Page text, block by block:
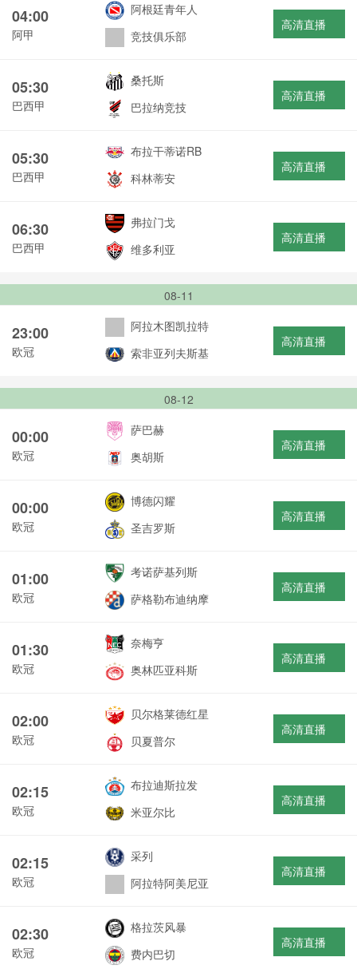
04:00
阿甲
阿根廷青年人
竞技俱乐部
高清直播
05:30
巴西甲
桑托斯
巴拉纳竞技
高清直播
05:30
巴西甲
布拉干蒂诺RB
科林蒂安
高清直播
06:30
巴西甲
弗拉门戈
维多利亚
高清直播
08-11
23:00
欧冠
阿拉木图凯拉特
索非亚列夫斯基
高清直播
08-12
00:00
欧冠
萨巴赫
奥胡斯
高清直播
00:00
欧冠
博德闪耀
圣吉罗斯
高清直播
01:00
欧冠
考诺萨基列斯
萨格勒布迪纳摩
高清直播
01:30
欧冠
奈梅亨
奥林匹亚科斯
高清直播
02:00
欧冠
贝尔格莱德红星
贝夏普尔
高清直播
02:15
欧冠
布拉迪斯拉发
米亚尔比
高清直播
02:15
欧冠
采列
阿拉特阿美尼亚
高清直播
02:30
欧冠
格拉茨风暴
费内巴切
高清直播